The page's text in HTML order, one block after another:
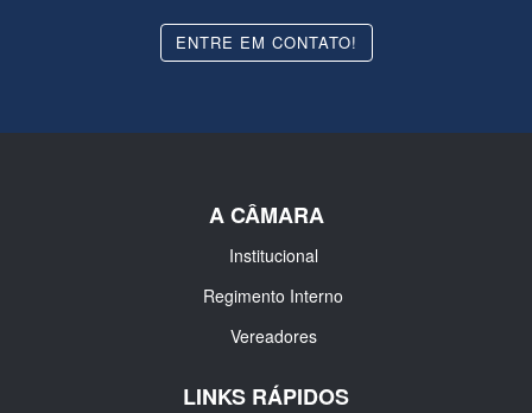
ENTRE EM CONTATO!
A CÂMARA
Institucional
Regimento Interno
Vereadores
LINKS RÁPIDOS